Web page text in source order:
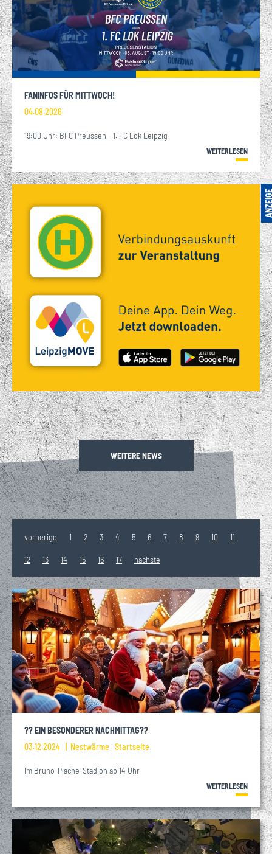
FANINFOS FÜR MITTWOCH!
04.08.2026
19:00 Uhr: BFC Preussen - 1. FC Lok Leipzig
WEITERLESEN
WEITERE NEWS
vorherige 1 2 3 4 5 6 7 8 9 10 11
12 13 14 15 16 17 nächste
?? EIN BESONDERER NACHMITTAG??
03.12.2024
Nestwärme Startseite
Im Bruno-Plache-Stadion ab 14 Uhr
WEITERLESEN